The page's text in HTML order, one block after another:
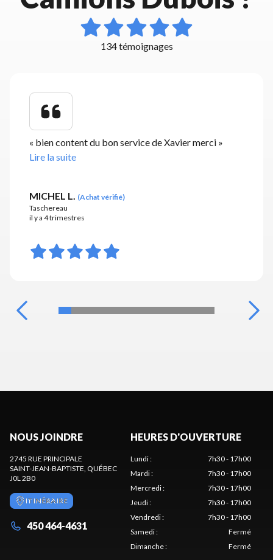
134 témoignages
« bien content du bon service de Xavier merci »
Lire la suite
MICHEL L. (Achat vérifié)
Taschereau
il y a 4 trimestres
NOUS JOINDRE
2745 RUE PRINCIPALE
SAINT-JEAN-BAPTISTE , QUÉBEC
J0L 2B0
ITINÉRAIRE
450 464-4631
HEURES D'OUVERTURE
Lundi:
7h30 - 17h00
Mardi:
7h30 - 17h00
Mercredi:
7h30 - 17h00
Jeudi:
7h30 - 17h00
Vendredi:
7h30 - 17h00
Samedi:
Fermé
Dimanche: Fermé